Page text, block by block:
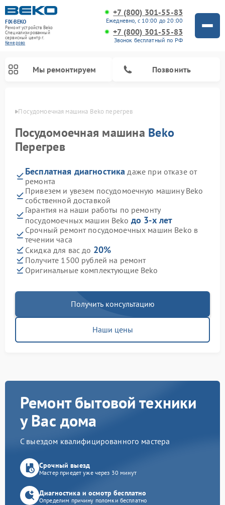
FIX-BEKO
Ремонт устройств Beko
Специализированный
cервисный центр г.
Кемерово
+7 (800) 301-55-83
Ежедневно, с 10:00 до 20:00
+7 (800) 301-55-83
Звонок бесплатный по РФ
Мы ремонтируем Позвонить
Посудомоечная машина Beko перегрев
Посудомоечная машина Beko
Перегрев
Бесплатная диагностика даже при отказе от
ремонта
Привезем и увезем посудомоечную машину Beko
собственной доставкой
Гарантия на наши работы по ремонту
посудомоечных машин Beko до 3-х лет
Срочный ремонт посудомоечных машин Beko в
течении часа
Скидка для вас до 20%
Получите 1500 рублей на ремонт
Оригинальные комплектующие Beko
Получить консультацию
Наши цены
Ремонт бытовой техники
у Вас дома
С выездом квалифицированного мастера
Срочный выезд
Мастер приедет уже через 30 минут
Диагностика и осмотр бесплатно
Определим причину поломки бесплатно